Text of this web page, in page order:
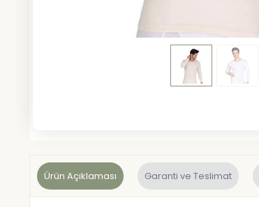
Ürün Açıklaması Garanti ve Teslimat